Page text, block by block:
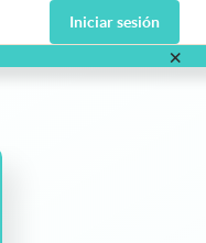
Iniciar sesión
×